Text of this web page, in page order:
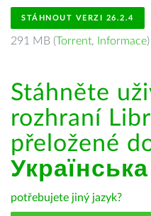
STÁHNOUT VERZI 26.2.4
291 MB (Torrent, Informace)
Stáhněte
rozhraní
přeložené
Українська
potřebujete jiný jazyk?